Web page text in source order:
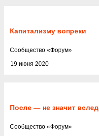
Капитализму вопреки
19 июня 2020
Cообщество «Форум»
После — не значит
Cообщество «Форум»